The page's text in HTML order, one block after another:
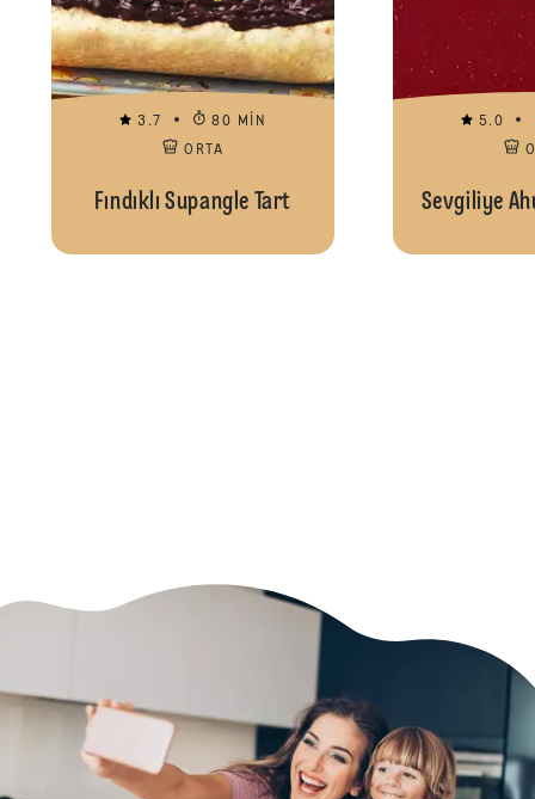
3.7
80 MIN
ORTA
Fındıklı Supangle Tart
5.0
Sevgiliye